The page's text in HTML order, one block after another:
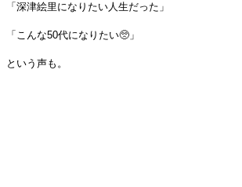
「深津絵里になりたい人生だった」
「こんな50代になりたい🥺」
という声も。